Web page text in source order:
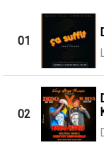
01
02